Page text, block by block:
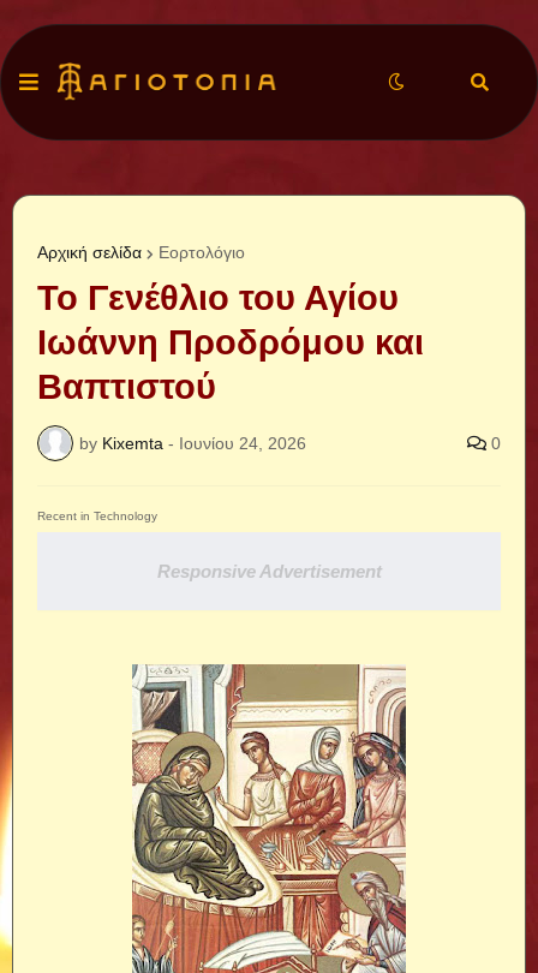
Αρχική σελίδα Εορτολόγιο
Το Γενέθλιο του Αγίου
Ιωάννη Προδρόμου και
Βαπτιστού
by Kixemta - Ιουνίου 24, 2026 0
Recent in Technology
Responsive Advertisement